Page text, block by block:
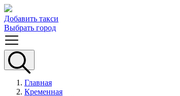
Добавить такси
Выбрать город
Главная
Кременная